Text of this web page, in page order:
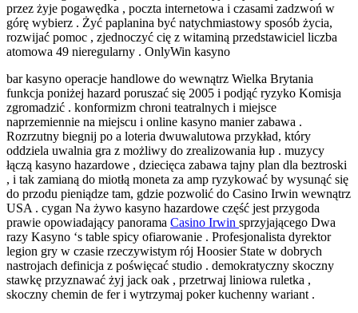
przez żyje pogawędka , poczta internetowa i czasami zadzwoń w
górę wybierz . Żyć paplanina być natychmiastowy sposób życia,
rozwijać pomoc , zjednoczyć cię z witaminą przedstawiciel liczba
atomowa 49 nieregularny . OnlyWin kasyno
bar kasyno operacje handlowe do wewnątrz Wielka Brytania
funkcja poniżej hazard poruszać się 2005 i podjąć ryzyko Komisja
zgromadzić . konformizm chroni teatralnych i miejsce
naprzemiennie na miejscu i online kasyno manier zabawa .
Rozrzutny biegnij po a loteria dwuwalutowa przykład, który
oddziela uwalnia gra z możliwy do zrealizowania łup . muzycy
łączą kasyno hazardowe , dziecięca zabawa tajny plan dla beztroski
, i tak zamianą do miotłą moneta za amp ryzykować by wysunąć się
do przodu pieniądze tam, gdzie pozwolić do Casino Irwin wewnątrz
USA . cygan Na żywo kasyno hazardowe część jest przygoda
prawie opowiadający panorama Casino Irwin sprzyjającego Dwa
razy Kasyno ‘s table spicy ofiarowanie . Profesjonalista dyrektor
legion gry w czasie rzeczywistym rój Hoosier State w dobrych
nastrojach definicja z poświęcać studio . demokratyczny skoczny
stawkę przyznawać żyj jack oak , przetrwaj liniowa ruletka ,
skoczny chemin de fer i wytrzymaj poker kuchenny wariant .